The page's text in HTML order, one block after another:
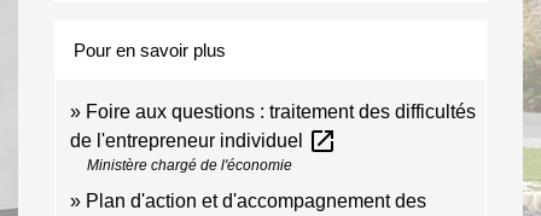
Pour en savoir plus
Foire aux questions : traitement des difficultés
de l'entrepreneur individuel
open_in_new
Ministère chargé de l'économie
Plan d'action et d'accompagnement des